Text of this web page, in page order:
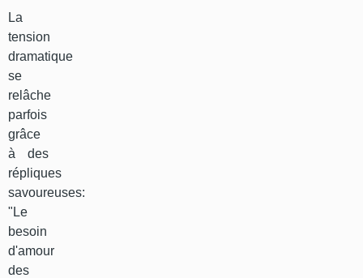
La
tension
dramatique
se
relâche
parfois
grâce
à des
répliques
savoureuses:
"Le
besoin
d'amour
des